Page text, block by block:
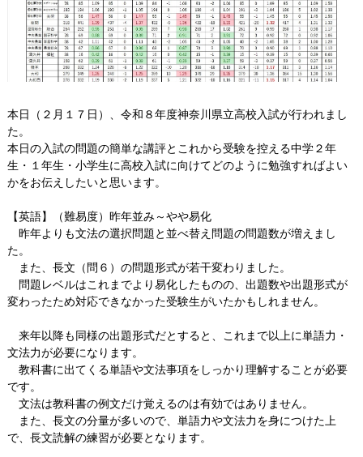
お知らせ
ブログ
本日（２月１７日）、令和８年度神奈川県立高校入試が行われまし
た。
本日の入試の問題の簡単な講評とこれから受験を控える中学２年
生・１年生・小学生に高校入試に向けてどのように勉強すればよい
かをお伝えしたいと思います。
【英語】（難易度）昨年並み～やや易化
昨年よりも文法の選択問題と並べ替え問題の問題数が増えまし
た。
また、長文（問６）の問題形式が若干変わりました。
問題レベルはこれまでより易化したものの、出題数や出題形式が
変わったため対応できなかった受験生がいたかもしれません。
来年以降も同様の出題形式だとすると、これまで以上に単語力・
文法力が必要になります。
教科書に出てくる単語や文法事項をしっかり理解することが必要
です。
文法は教科書の例文だけ覚えるのは有効ではありません。
また、長文の分量が多いので、単語力や文法力を身につけた上
で、長文読解の練習が必要となります。